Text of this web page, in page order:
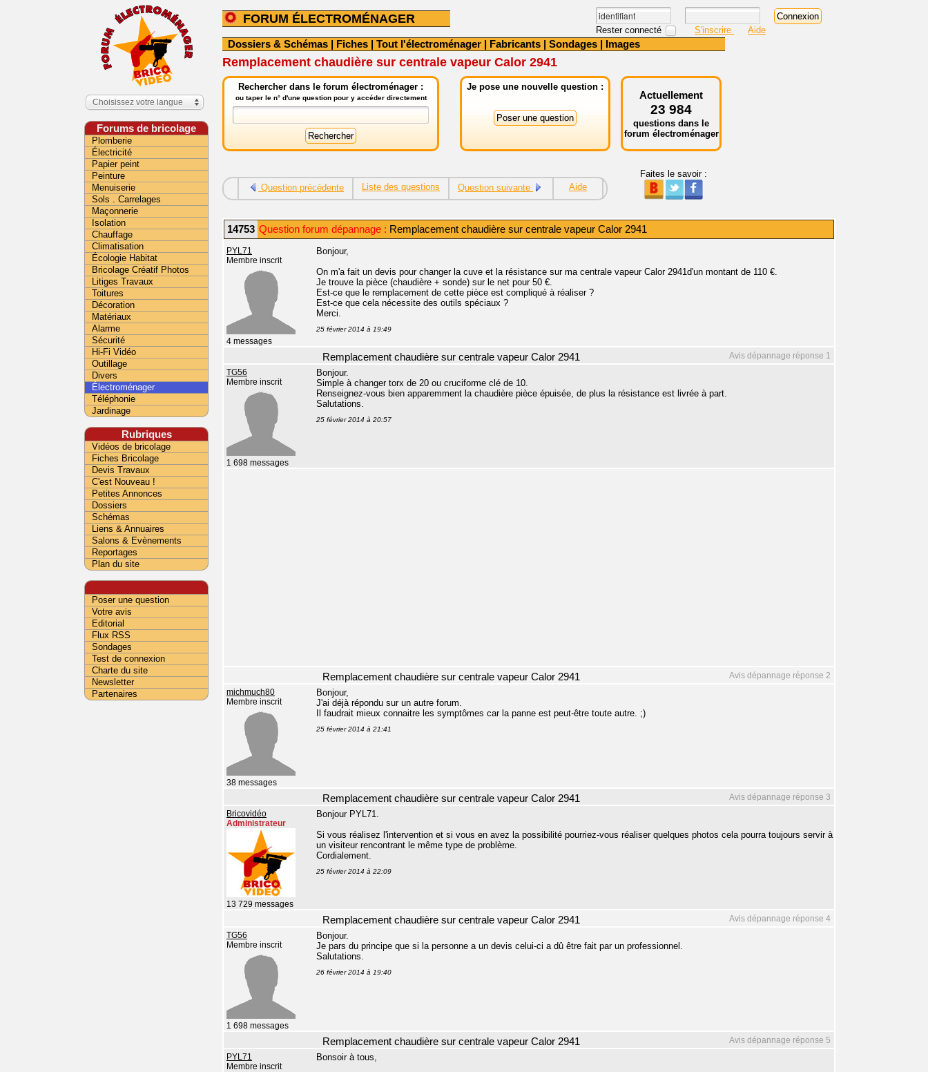
FORUM ÉLECTROMÉNAGER
Rester connecté S'inscrire Aide
Dossiers & Schémas | Fiches | Tout l'électroménager | Fabricants | Sondages | Images
Remplacement chaudière sur centrale vapeur Calor 2941
Rechercher dans le forum électroménager :
ou taper le n° d'une question pour y accéder directement
Je pose une nouvelle question :
Actuellement
23 984
questions dans le
forum électroménager
Question précédente Liste des questions Question suivante Aide
Faites le savoir :
14753 Question forum dépannage : Remplacement chaudière sur centrale vapeur Calor 2941
PYL71
Membre inscrit
4 messages
Bonjour,
On m'a fait un devis pour changer la cuve et la résistance sur ma centrale vapeur Calor 2941d'un montant de 110 €.
Je trouve la pièce (chaudière + sonde) sur le net pour 50 €.
Est-ce que le remplacement de cette pièce est compliqué à réaliser ?
Est-ce que cela nécessite des outils spéciaux ?
Merci.
25 février 2014 à 19:49
Avis dépannage réponse 1
Remplacement chaudière sur centrale vapeur Calor 2941
TG56
Membre inscrit
1 698 messages
Bonjour.
Simple à changer torx de 20 ou cruciforme clé de 10.
Renseignez-vous bien apparemment la chaudière pièce épuisée, de plus la résistance est livrée à part.
Salutations.
25 février 2014 à 20:57
Avis dépannage réponse 2
Remplacement chaudière sur centrale vapeur Calor 2941
michmuch80
Membre inscrit
38 messages
Bonjour,
J'ai déjà répondu sur un autre forum.
Il faudrait mieux connaitre les symptômes car la panne est peut-être toute autre. ;)
25 février 2014 à 21:41
Avis dépannage réponse 3
Remplacement chaudière sur centrale vapeur Calor 2941
Bricovidéo
Administrateur
13 729 messages
Bonjour PYL71.
Si vous réalisez l'intervention et si vous en avez la possibilité pourriez-vous réaliser quelques photos cela pourra toujours servir à
un visiteur rencontrant le même type de problème.
Cordialement.
25 février 2014 à 22:09
Avis dépannage réponse 4
Remplacement chaudière sur centrale vapeur Calor 2941
TG56
Membre inscrit
1 698 messages
Bonjour.
Je pars du principe que si la personne a un devis celui-ci a dû être fait par un professionnel.
Salutations.
26 février 2014 à 19:40
Avis dépannage réponse 5
Remplacement chaudière sur centrale vapeur Calor 2941
PYL71
Membre inscrit
Bonsoir à tous,
Choisissez votre langue
Forums de bricolage
Plomberie
Électricité
Papier peint
Peinture
Menuiserie
Sols . Carrelages
Maçonnerie
Isolation
Chauffage
Climatisation
Écologie Habitat
Bricolage Créatif Photos
Litiges Travaux
Toitures
Décoration
Matériaux
Alarme
Sécurité
Hi-Fi Vidéo
Outillage
Divers
Électroménager
Téléphonie
Jardinage
Rubriques
Vidéos de bricolage
Fiches Bricolage
Devis Travaux
C'est Nouveau !
Petites Annonces
Dossiers
Schémas
Liens & Annuaires
Salons & Evènements
Reportages
Plan du site
Poser une question
Votre avis
Editorial
Flux RSS
Sondages
Test de connexion
Charte du site
Newsletter
Partenaires